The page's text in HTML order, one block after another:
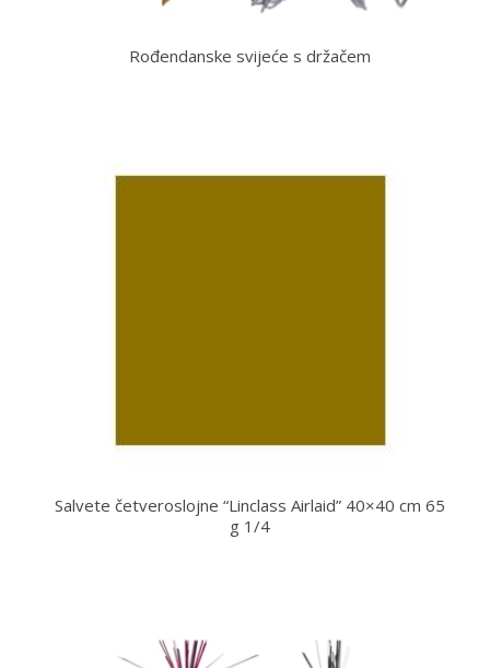
Rođendanske svijeće s držačem
Salvete četveroslojne “Linclass Airlaid” 40×40 cm 65
g 1/4